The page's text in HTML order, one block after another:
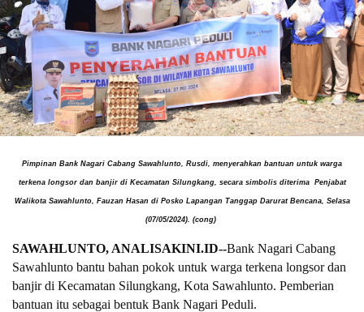
Pimpinan Bank Nagari Cabang Sawahlunto, Rusdi, menyerahkan bantuan untuk warga
terkena longsor dan banjir di Kecamatan Silungkang, secara simbolis diterima Penjabat
Walikota Sawahlunto, Fauzan Hasan di Posko Lapangan Tanggap Darurat Bencana, Selasa
(07/05/2024). (cong)
SAWAHLUNTO, ANALISAKINI.ID--Bank Nagari Cabang
Sawahlunto bantu bahan pokok untuk warga terkena longsor dan
banjir di Kecamatan Silungkang, Kota Sawahlunto. Pemberian
bantuan itu sebagai bentuk Bank Nagari Peduli.